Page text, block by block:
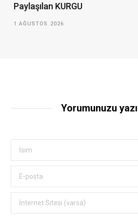
Paylaşılan KURGU
1 AĞUSTOS 2026
Yorumunuzu